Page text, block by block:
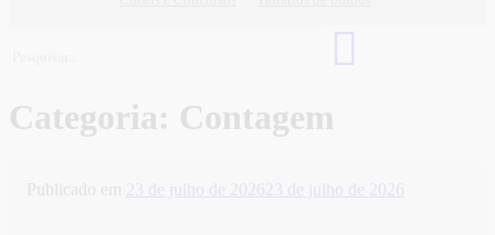
Categoria: Contagem
Publicado em 23 de julho de 2026 23 de julho de 2026